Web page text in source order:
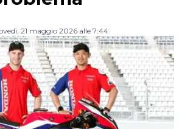
21 maggio 2026 alle 7:44